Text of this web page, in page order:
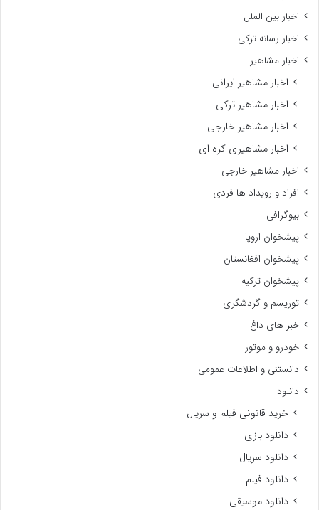
اخبار بین الملل
اخبار رسانه ترکی
اخبار مشاهیر
اخبار مشاهیر ایرانی
اخبار مشاهیر ترکی
اخبار مشاهیر خارجی
اخبار مشاهیری کره ای
اخبار مشاهیر خارجی
افراد و رویداد ها فردی
بیوگرافی
پیشخوان اروپا
پیشخوان افغانستان
پیشخوان ترکیه
توریسم و گردشگری
خبر های داغ
خودرو و موتور
دانستنی و اطلاعات عمومی
دانلود
خرید قانونی فیلم و سریال
دانلود بازی
دانلود سریال
دانلود فیلم
دانلود موسیقی